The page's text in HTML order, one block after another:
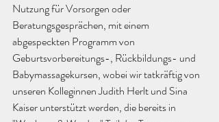
Nutzung für Vorsorgen oder
Beratungsgesprächen, mit einem
abgespeckten Programm von
Geburtsvorbereitungs-, Rückbildungs- und
Babymassagekursen, wobei wir tatkräftig von
unseren Kolleginnen Judith Herlt und Sina
Kaiser unterstützt werden, die bereits in